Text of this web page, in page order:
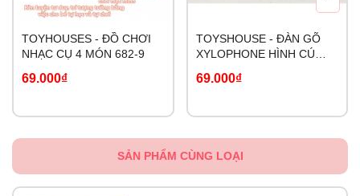
TOYHOUSES - ĐỒ CHƠI
NHẠC CỤ 4 MÓN 682-9
69.000₫
TOYSHOUSE - ĐÀN GÕ
XYLOPHONE HÌNH CÚ
69.000₫
SẢN PHẨM CÙNG LOẠI